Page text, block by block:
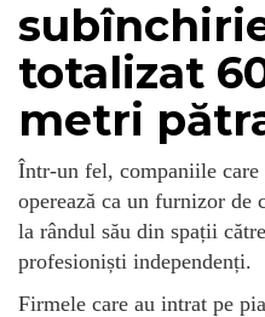
totalizat
metri
Într-un fel, companiile
operează ca un furnizor de
la rândul său din spații
profesioniști independenți.
Firmele care au intrat pe